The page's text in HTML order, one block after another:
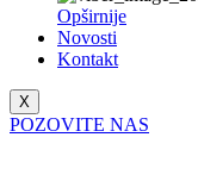
Opširnije
Novosti
Kontakt
X
POZOVITE NAS